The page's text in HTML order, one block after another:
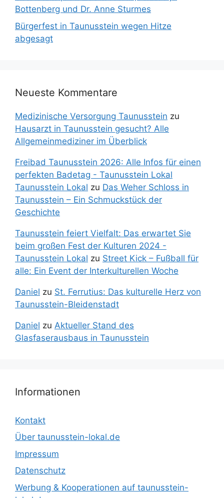
Bottenberg und Dr. Anne Sturmes
Bürgerfest in Taunusstein wegen Hitze
abgesagt
Neueste Kommentare
Medizinische Versorgung Taunusstein zu
Hausarzt in Taunusstein gesucht? Alle
Allgemeinmediziner im Überblick
Freibad Taunusstein 2026: Alle Infos für einen
perfekten Badetag - Taunusstein Lokal
Taunusstein Lokal zu Das Weher Schloss in
Taunusstein – Ein Schmuckstück der
Geschichte
Taunusstein feiert Vielfalt: Das erwartet Sie
beim großen Fest der Kulturen 2024 -
Taunusstein Lokal zu Street Kick – Fußball für
alle: Ein Event der Interkulturellen Woche
Daniel zu St. Ferrutius: Das kulturelle Herz von
Taunusstein-Bleidenstadt
Daniel zu Aktueller Stand des
Glasfaserausbaus in Taunusstein
Informationen
Kontakt
Über taunusstein-lokal.de
Impressum
Datenschutz
Werbung & Kooperationen auf taunusstein-